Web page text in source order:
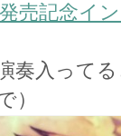
売記念イ
奏入って
）